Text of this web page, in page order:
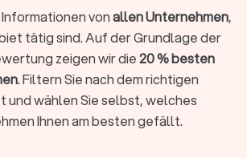
finden:
Spezialisierung für die Baufinanzierung
Erfahrung
Beratungen
Beratung zur Baufinanzierung
für die
vonallen Unternehmen,
tätig sind. Auf der Grundlage der
zeigen wir die20 % besten
. Filtern Sie nach dem richtigen
und wählen Sie selbst, welches
Ihnen am besten gefällt.